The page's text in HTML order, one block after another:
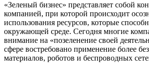
«Зеленый бизнес» представляет собой
компанией, при которой происходит
использования ресурсов, которые
окружающей среде. Сегодня многие
внимание на «позеленение своей
сфере востребовано применение более
материалов, роботов и беспроводных